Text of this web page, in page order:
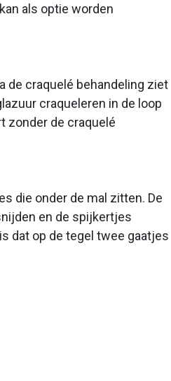
als optie worden
de craquelé behandeling ziet
craqueleren in de loop
zonder de craquelé
die onder de mal zitten. De
en de spijkertjes
dat op de tegel twee gaatjes